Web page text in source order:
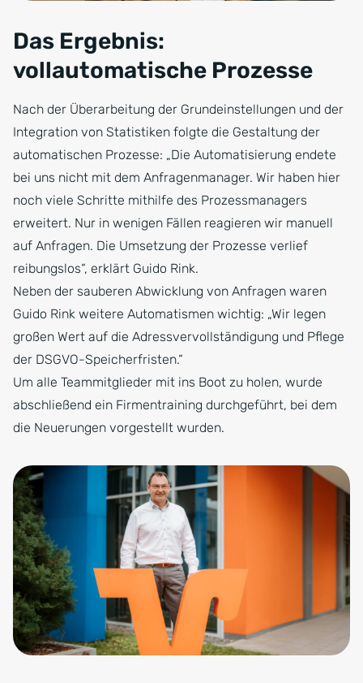
Das Ergebnis:
vollautomatische Prozesse
Nach der Überarbeitung der Grundeinstellungen und der
Integration von Statistiken folgte die Gestaltung der
automatischen Prozesse: „Die Automatisierung endete
bei uns nicht mit dem Anfragenmanager. Wir haben hier
noch viele Schritte mithilfe des Prozessmanagers
erweitert. Nur in wenigen Fällen reagieren wir manuell
auf Anfragen. Die Umsetzung der Prozesse verlief
reibungslos“, erklärt Guido Rink.
Neben der sauberen Abwicklung von Anfragen waren
Guido Rink weitere Automatismen wichtig: „Wir legen
großen Wert auf die Adressvervollständigung und Pflege
der DSGVO-Speicherfristen.“
Um alle Teammitglieder mit ins Boot zu holen, wurde
abschließend ein Firmentraining durchgeführt, bei dem
die Neuerungen vorgestellt wurden.